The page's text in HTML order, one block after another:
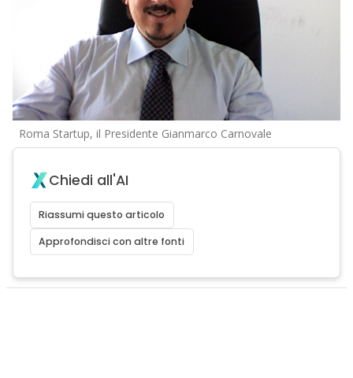
Roma Startup, il Presidente Gianmarco Carnovale
Chiedi all'AI
Riassumi questo articolo
Approfondisci con altre fonti